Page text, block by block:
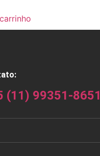
(11) 99351-8651